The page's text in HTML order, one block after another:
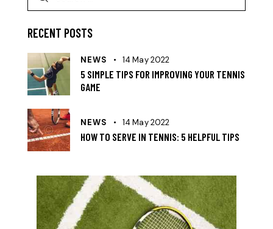
RECENT POSTS
NEWS 14 May 2022
5 SIMPLE TIPS FOR IMPROVING YOUR TENNIS
GAME
NEWS 14 May 2022
HOW TO SERVE IN TENNIS: 5 HELPFUL TIPS